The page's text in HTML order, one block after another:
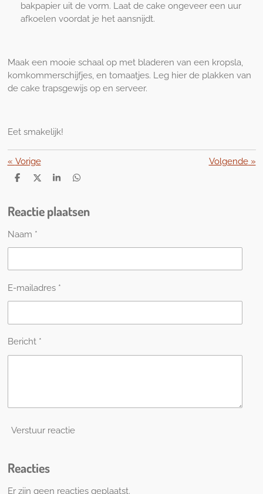
bakpapier uit de vorm. Laat de cake ongeveer een uur
afkoelen voordat je het aansnijdt.
Maak een mooie schaal op met bladeren van een kropsla,
komkommerschijfjes, en tomaatjes. Leg hier de plakken van
de cake trapsgewijs op en serveer.
Eet smakelijk!
« Vorige Volgende»
D
n
D
l
S
e
D
n
Reactie plaatsen
Naam *
E-mailadres *
Bericht *
Verstuur reactie
Reacties
Er zijn geen reacties geplaatst.